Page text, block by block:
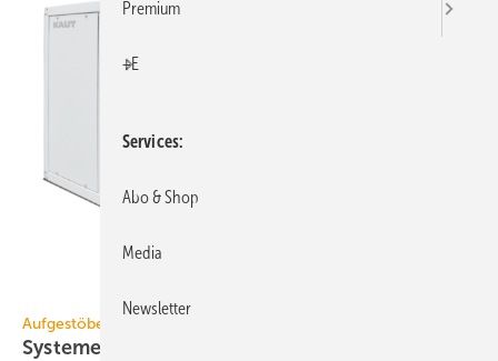
Aufgestöbert
Systeme für die TGA+E: druck­fest, dauer­elas­
Premium
+E
Services
Abo & Shop
Media
Newsletter